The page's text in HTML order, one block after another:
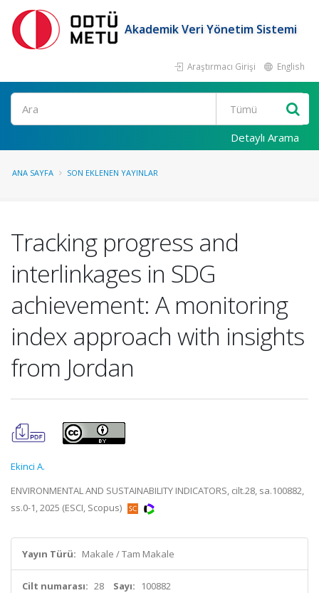
Akademik Veri Yönetim Sistemi
Araştırmacı Girişi English
Ara
Detaylı Arama
ANA SAYFA SON EKLENEN YAYINLAR
Tracking progress and
interlinkages in SDG
achievement: A monitoring
index approach with insights
from Jordan
Ekinci A.
ENVIRONMENTAL AND SUSTAINABILITY INDICATORS, cilt.28, sa.100882,
ss.0-1, 2025 (ESCI, Scopus)
Yayın Türü: Makale / Tam Makale
Cilt numarası: 28 Sayı: 100882